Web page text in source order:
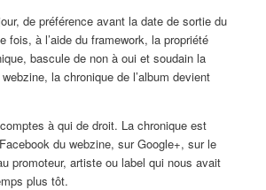
de préférence avant la date de sortie du
fois, à l’aide du framework, la propriété
bascule de non à oui et soudain la
la chronique de l’album devient
à qui de droit. La chronique est
du webzine, sur Google+, sur le
promoteur, artiste ou label qui nous avait
plus tôt.